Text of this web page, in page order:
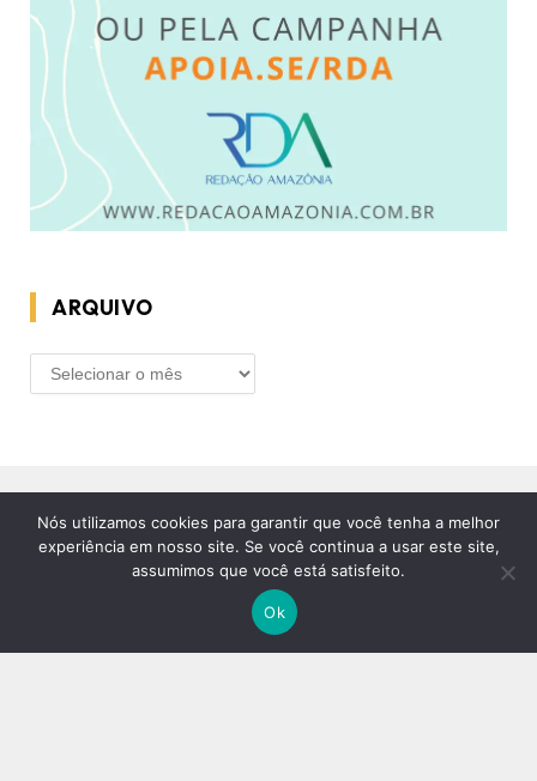
ARQUIVO
ARQUIVO
Nós utilizamos cookies para garantir que você tenha a melhor
experiência em nosso site. Se você continua a usar este site,
assumimos que você está satisfeito.
Ok